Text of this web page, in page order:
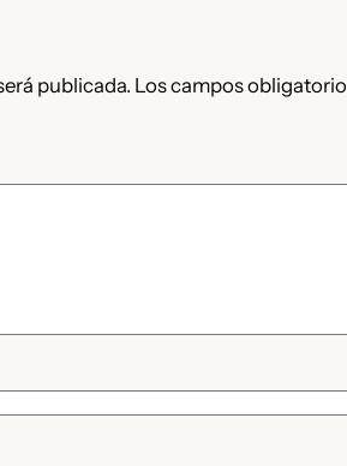
publicada. Los campos